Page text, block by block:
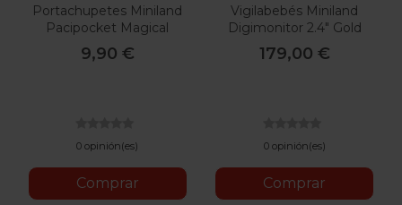
Portachupetes Miniland
Pacipocket Magical
9,90 €
0 opinión(es)
Comprar
Vigilabebés Miniland
Digimonitor 2.4" Gold
179,00 €
0 opinión(es)
Comprar